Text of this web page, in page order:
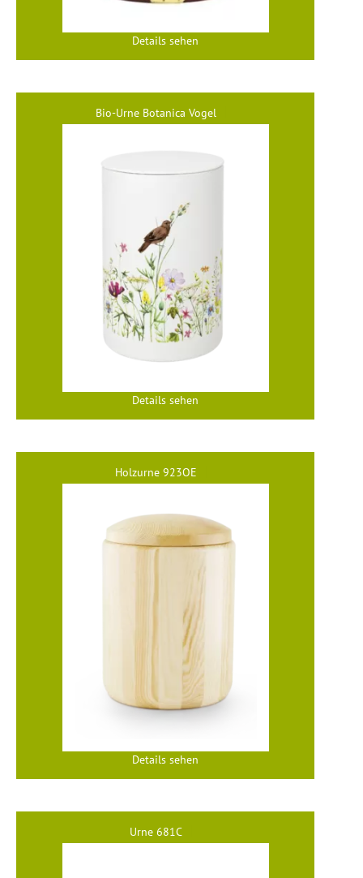
Details sehen
Bio-Urne Botanica Vogel
Details sehen
Holzurne 923OE
Details sehen
Urne 681C